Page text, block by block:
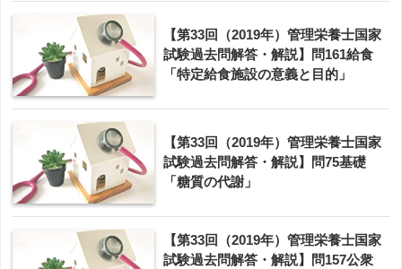
【第33回（2019年）管理栄養士国家
試験過去問解答・解説】問161給食
「特定給食施設の意義と目的」
【第33回（2019年）管理栄養士国家
試験過去問解答・解説】問75基礎
「糖質の代謝」
【第33回（2019年）管理栄養士国家
試験過去問解答・解説】問157公衆